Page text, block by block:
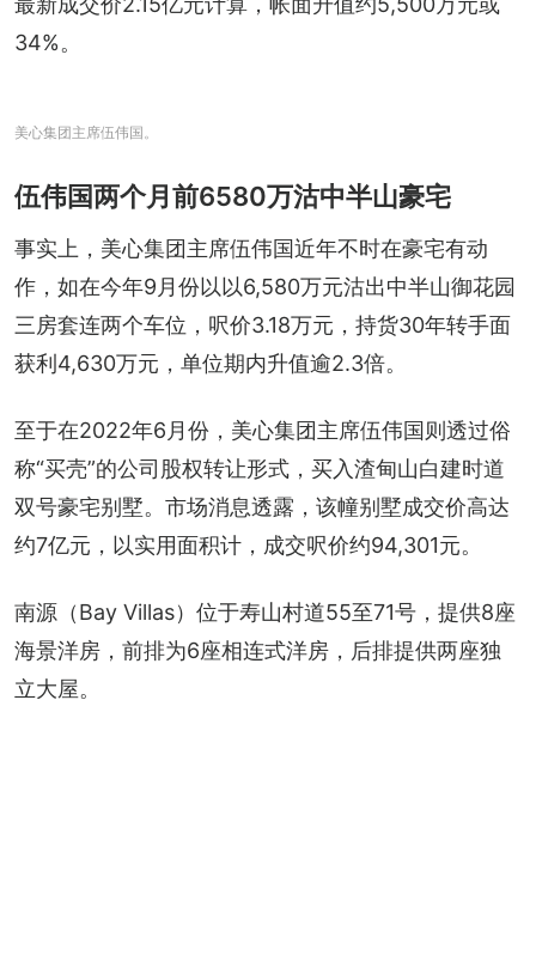
34%。
美心集团主席伍伟国。
伍伟国两个月前6580万沽中半山豪宅
事实上，美心集团主席伍伟国近年不时在豪宅有动
作，如在今年9月份以以6,580万元沽出中半山御花园
三房套连两个车位，呎价3.18万元，持货30年转手面
获利4,630万元，单位期内升值逾2.3倍。
至于在2022年6月份，美心集团主席伍伟国则透过俗
称“买壳”的公司股权转让形式，买入渣甸山白建时道
双号豪宅别墅。市场消息透露，该幢别墅成交价高达
约7亿元，以实用面积计，成交呎价约94,301元。
南源（Bay Villas）位于寿山村道55至71号，提供8座
海景洋房，前排为6座相连式洋房，后排提供两座独
立大屋。